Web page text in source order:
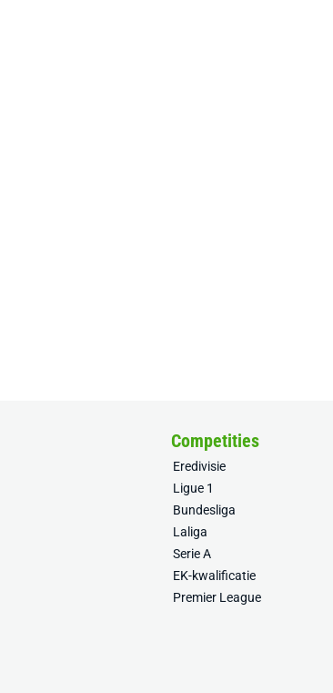
Competities
Eredivisie
Ligue 1
Bundesliga
Laliga
Serie A
EK-kwalificatie
Premier League